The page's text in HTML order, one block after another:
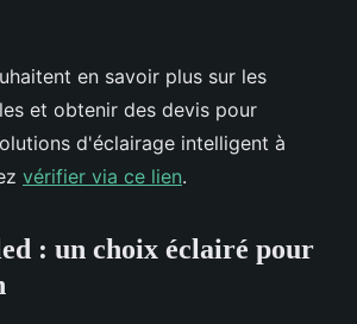
en savoir plus sur les
et obtenir des devis pour
d'éclairage intelligent à
vérifier via ce lien.
: un choix éclairé pour